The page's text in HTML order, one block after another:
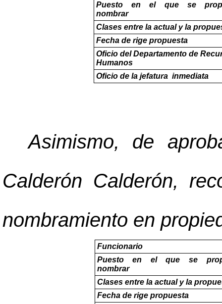
Puesto en el que se
nombrar
Clases entre la actual y la
Fecha de rige propuesta
Oficio del Departamento de
Humanos
Oficio de la jefatura inmediata
Asimismo, de
Calderón Calderón,
nombramiento en
Funcionario
Puesto en el que se
nombrar
Clases entre la actual y la
Fecha de rige propuesta